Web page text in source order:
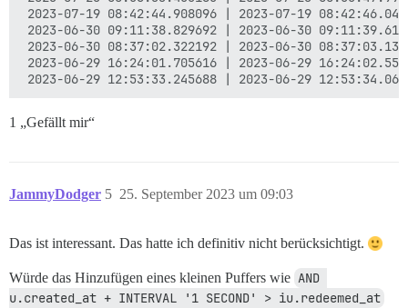
2023-07-19 08:42:44.908096 | 2023-07-19
2023-06-30 09:11:38.829692 | 2023-06-30
2023-06-30 08:37:02.322192 | 2023-06-30
2023-06-29 16:24:01.705616 | 2023-06-29
1 „Gefällt mir“
JammyDodger 25. September 2023 um 09:03
5
Das ist interessant. Das hatte ich definitiv nicht berücksichtigt.
Würde das Hinzufügen eines kleinen Puffers wie AND
u.created_at + INTERVAL '1 SECOND' > iu.redeemed_at